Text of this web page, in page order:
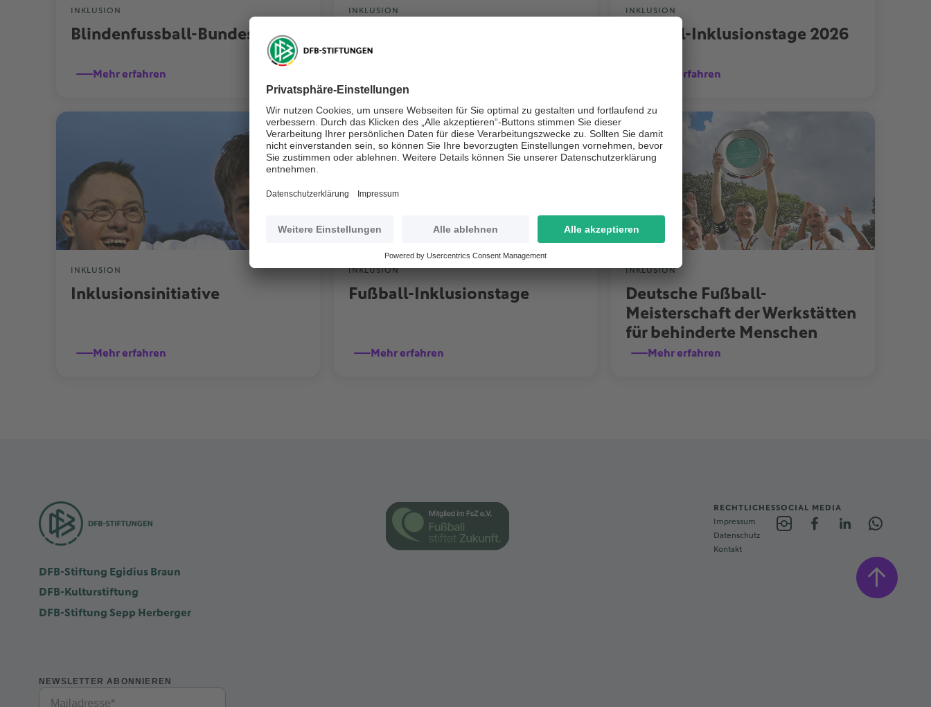
INKLUSION
Blindenfussball-Bundesliga
Mehr erfahren
INKLUSION
Nationalmannschaft
INKLUSION
Fußball-Inklusionstage 2026
Mehr erfahren
INKLUSION
Inklusionsinitiative
Mehr erfahren
INKLUSION
Fußball-Inklusionstage
Mehr erfahren
INKLUSION
Deutsche Fußball-
Meisterschaft der Werkstätten
für behinderte Menschen
Mehr erfahren
DFB-Stiftung Egidius Braun
DFB-Kulturstiftung
DFB-Stiftung Sepp Herberger
NEWSLETTER ABONNIEREN
RECHTLICHES
Impressum
Datenschutz
Kontakt
SOCIAL MEDIA